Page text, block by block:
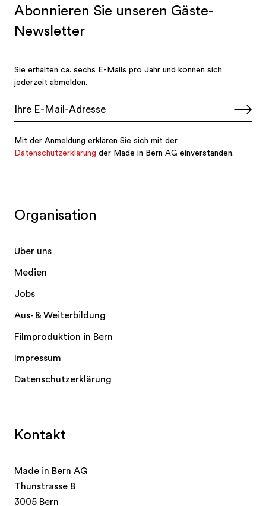
Kontakt
Made in Bern AG
Thunstrasse 8
3005 Bern
Organisation
Über uns
Medien
Jobs
Aus- & Weiterbildung
Filmproduktion in Bern
Impressum
Datenschutzerklärung